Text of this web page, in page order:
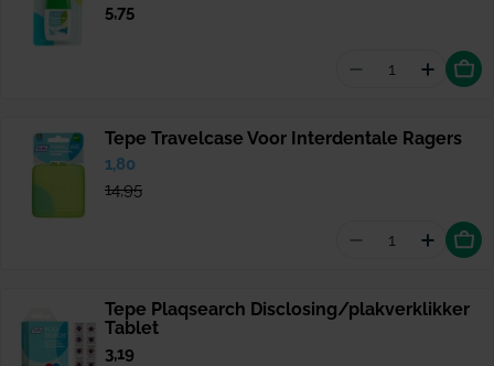
Normale
5,75
Aantal
Tepe Travelcase Voor Interdentale Ragers
Verkoopprijs
1,80
Normale
prijs
14,95
Aantal
Tepe Plaqsearch Disclosing/plakverklikker
Tablet
Normale
3,19